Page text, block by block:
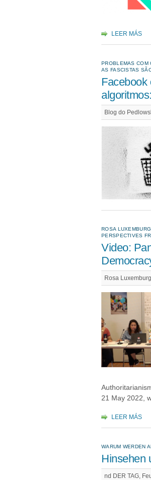
LEER MÁS
PROBLEMAS COM
AS FASCISTAS
Facebook
Blog do
ROSA
PERSPECTIVES
Video:
Rosa
21 May 2022,
LEER MÁS
WARUM WERDEN
Hinsehen
nd DER TAG,